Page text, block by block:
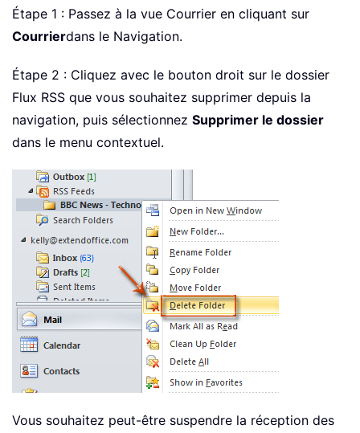
Étape 1 : Passez à la vue Courrier en cliquant sur
Courrierdans le Navigation.
Étape 2 : Cliquez avec le bouton droit sur le dossier
Flux RSS que vous souhaitez supprimer depuis la
navigation, puis sélectionnez Supprimer le dossier
dans le menu contextuel.
Vous souhaitez peut-être suspendre la réception des